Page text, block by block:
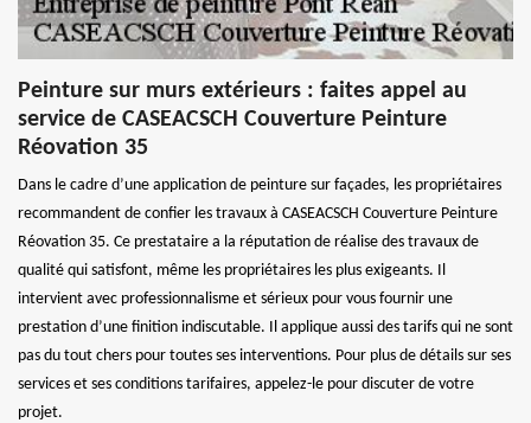
Peinture sur murs extérieurs : faites appel au
service de CASEACSCH Couverture Peinture
Réovation 35
Dans le cadre d’une application de peinture sur façades, les propriétaires
recommandent de confier les travaux à CASEACSCH Couverture Peinture
Réovation 35. Ce prestataire a la réputation de réalise des travaux de
qualité qui satisfont, même les propriétaires les plus exigeants. Il
intervient avec professionnalisme et sérieux pour vous fournir une
prestation d’une finition indiscutable. Il applique aussi des tarifs qui ne sont
pas du tout chers pour toutes ses interventions. Pour plus de détails sur ses
services et ses conditions tarifaires, appelez-le pour discuter de votre
projet.